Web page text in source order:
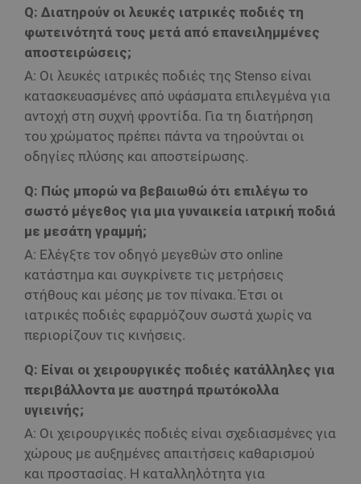
Q: Διατηρούν οι λευκές ιατρικές ποδιές τη
φωτεινότητά τους μετά από επανειλημμένες
αποστειρώσεις;
A: Οι λευκές ιατρικές ποδιές της Stenso είναι
κατασκευασμένες από υφάσματα επιλεγμένα για
αντοχή στη συχνή φροντίδα. Για τη διατήρηση
του χρώματος πρέπει πάντα να τηρούνται οι
οδηγίες πλύσης και αποστείρωσης.
Q: Πώς μπορώ να βεβαιωθώ ότι επιλέγω το
σωστό μέγεθος για μια γυναικεία ιατρική ποδιά
με μεσάτη γραμμή;
A: Ελέγξτε τον οδηγό μεγεθών στο online
κατάστημα και συγκρίνετε τις μετρήσεις
στήθους και μέσης με τον πίνακα. Έτσι οι
ιατρικές ποδιές εφαρμόζουν σωστά χωρίς να
περιορίζουν τις κινήσεις.
Q: Είναι οι χειρουργικές ποδιές κατάλληλες για
περιβάλλοντα με αυστηρά πρωτόκολλα
υγιεινής;
A: Οι χειρουργικές ποδιές είναι σχεδιασμένες για
χώρους με αυξημένες απαιτήσεις καθαρισμού
και προστασίας. Η καταλληλότητα για